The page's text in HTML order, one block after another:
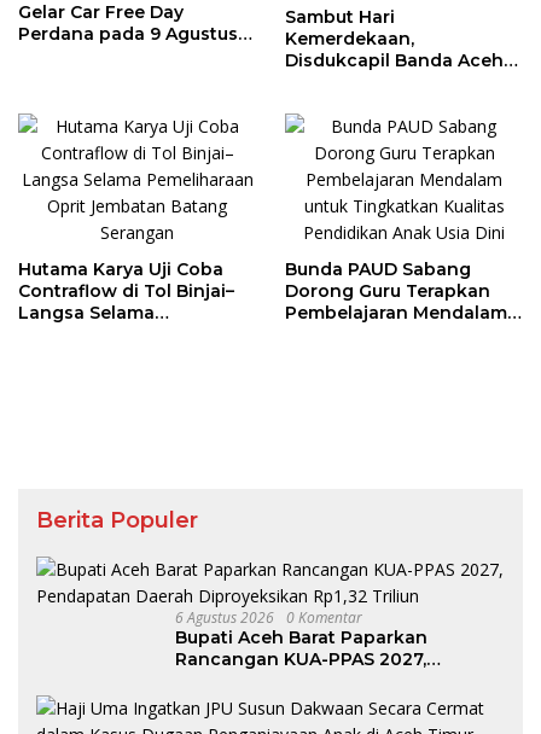
Gelar Car Free Day
Perdana pada 9 Agustus
Sambut Hari
Kemerdekaan,
Disdukcapil Banda Aceh
Hutama Karya Uji Coba
Contraflow di Tol Binjai–
Langsa Selama
Bunda PAUD Sabang
Dorong Guru Terapkan
Pembelajaran Mendalam
Berita Populer
6 Agustus 2026 0 Komentar
Bupati Aceh Barat Paparkan
Rancangan KUA-PPAS 2027,
Rp1,32 Triliun